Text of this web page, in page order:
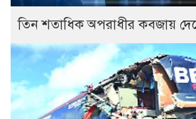
তিন শতাধিক অপরাধীর কবজায়